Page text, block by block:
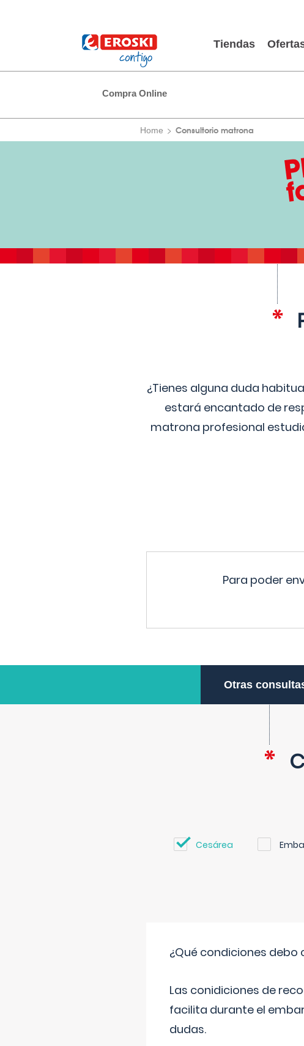
Tiendas
Compra Online
Home Consultorio matrona
¿Tienes alguna duda
estará encantado de
matrona profesional
Para poder
Otras
Cesárea
¿Qué condiciones
Las conidiciones de
facilita durante el
dudas.